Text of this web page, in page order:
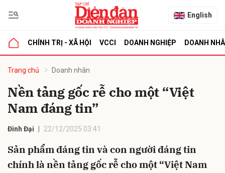
English
CHÍNH TRỊ - XÃ HỘI VCCI DOANH NGHIỆP DOANH
Trang chủ Doanh nhân
Nền tảng gốc rễ cho một “Việt
Nam đáng tin”
Đình Đại 22/12/2025 03:41
Sản phẩm đáng tin và con người đáng tin
chính là nền tảng gốc rễ cho một “Việt Nam
luận
Hủy